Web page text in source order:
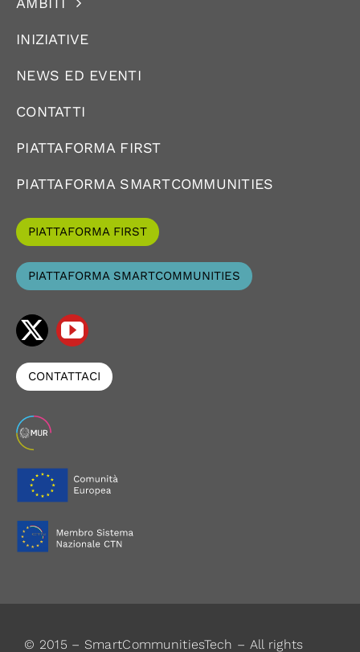
INIZIATIVE
NEWS ED EVENTI
CONTATTI
PIATTAFORMA FIRST
PIATTAFORMA SMARTCOMMUNITIES
PIATTAFORMA FIRST
PIATTAFORMA SMARTCOMMUNITIES
CONTATTACI
© 2015 – SmartCommunitiesTech – All rights